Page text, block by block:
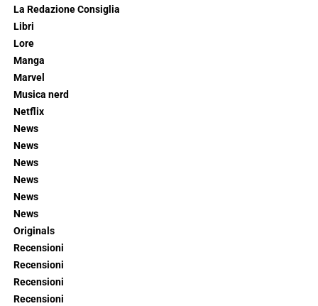
La Redazione Consiglia
Libri
Lore
Manga
Marvel
Musica nerd
Netflix
News
News
News
News
News
News
Originals
Recensioni
Recensioni
Recensioni
Recensioni